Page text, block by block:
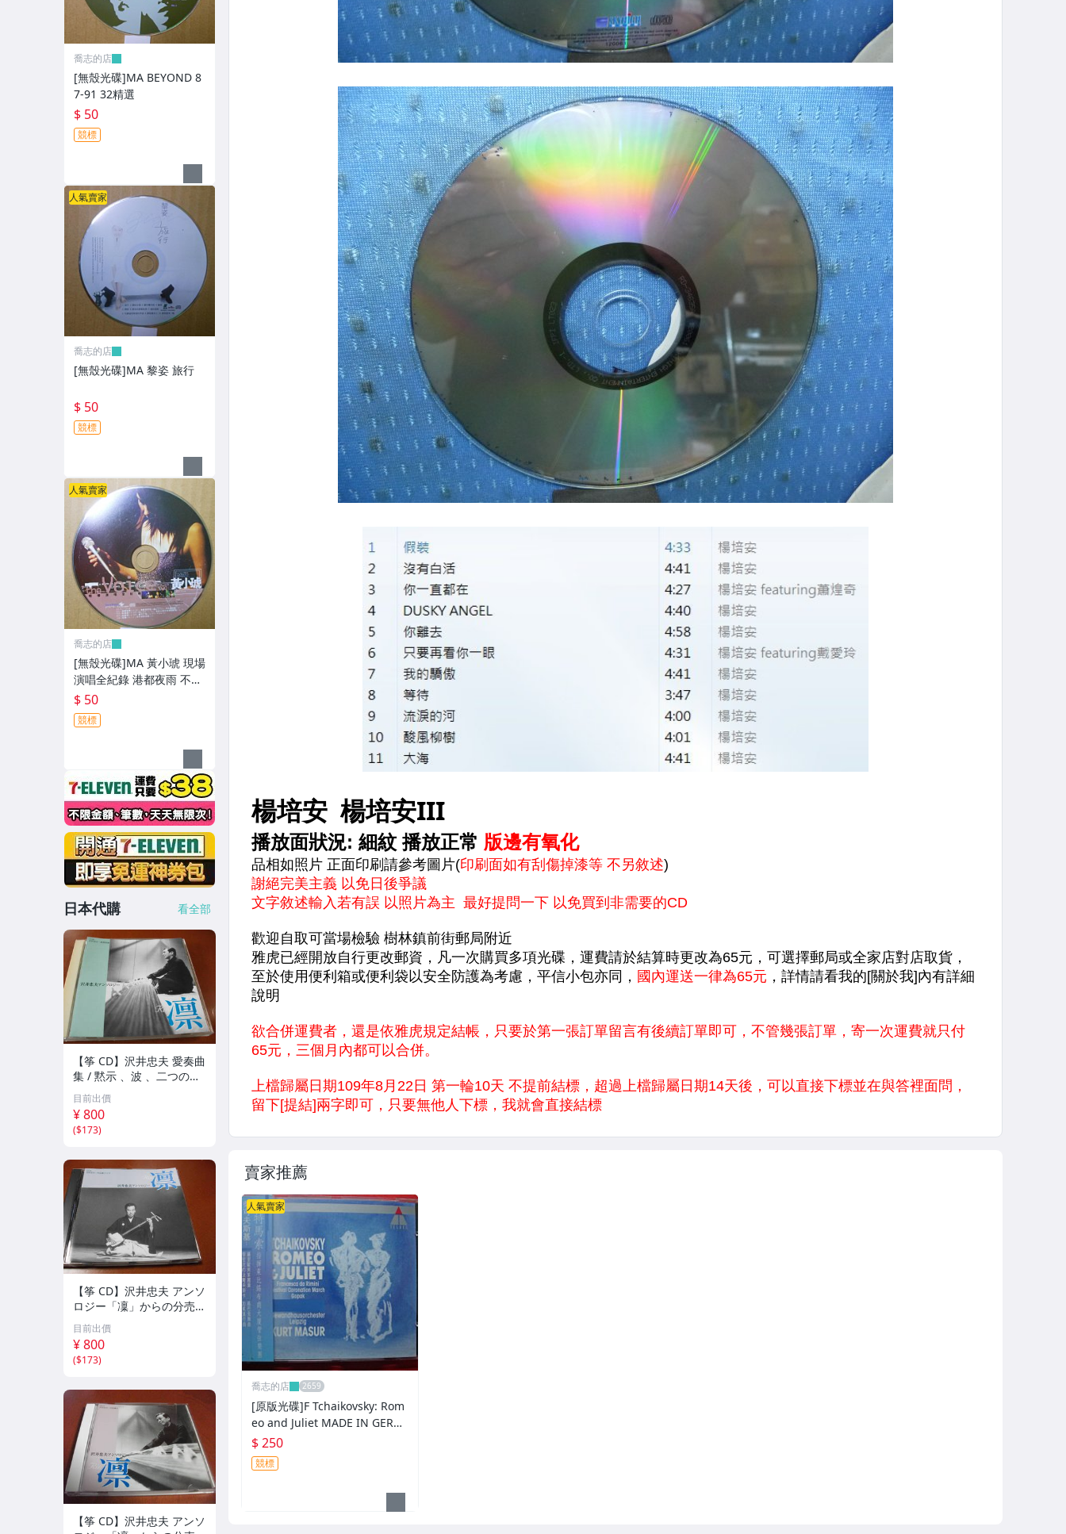
賣家推薦
人氣賣家
喬志的店
[原版光碟]F Tchaikovsky: Rom
eo and Juliet MADE IN GERM
ANY
$ 250
競標
喬志的店
[無殼光碟]MA BEYOND 8
7-91 32精選
$ 50
競標
人氣賣家
喬志的店
[無殼光碟]MA 黎姿 旅行
$ 50
競標
人氣賣家
喬志的店
[無殼光碟]MA 黃小琥 現場
演唱全紀錄 港都夜雨 不只
是朋友 我要我們在一起
$ 50
競標
日本代購 看全部
【筝 CD】沢井忠夫 愛奏曲
集 / 黙示 、波 、二つの相
、箏二重奏ソナタ 杵屋正
邦 、入野義朗 、小野衛 他
(1971/1973/1976)
目前出價
¥ 800
($173)
【筝 CD】沢井忠夫 アンソ
ロジー「凜」からの分売
沢井忠夫作品集 ライブ 風
衣、水の声、枯野砧、五節
の舞、ファンタジア (限
定）
目前出價
¥ 800
($173)
【筝 CD】沢井忠夫 アンソ